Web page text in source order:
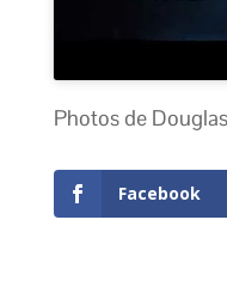
Photos de
Facebook